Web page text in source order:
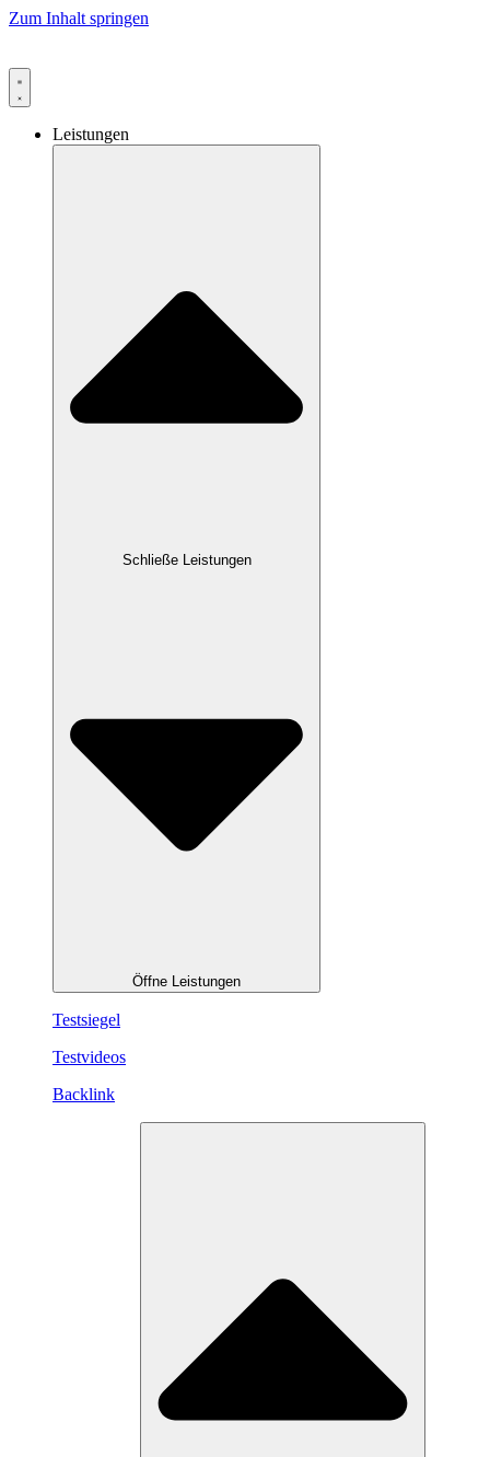
Zum Inhalt springen
Leistungen
Schließe Leistungen
Öffne Leistungen
Testsiegel
Testvideos
Backlink